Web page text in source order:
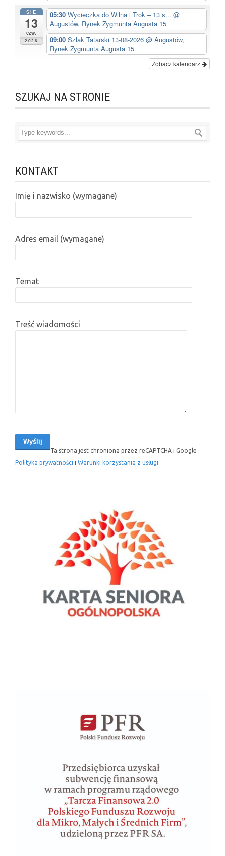
SIE
13
czw.
2026
05:30 Wycieczka do Wilna i Trok – 13 s... @
Augustów, Rynek Zygmunta Augusta 15
09:00 Szlak Tatarski 13-08-2026 @ Augustów,
Rynek Zygmunta Augusta 15
Zobacz kalendarz
SZUKAJ NA STRONIE
KONTAKT
Imię i nazwisko (wymagane)
Adres email (wymagane)
Temat
Treść wiadomości
Ta strona jest chroniona przez reCAPTCHA i Google
Polityka prywatności i Warunki korzystania z usługi